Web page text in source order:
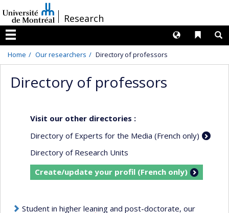
au
contenu
/Research
Menu
Liens
Langues
Home Our researchers Directory of professors
Directory of professors
Visit our other directories :
Directory of Experts for the Media (French only)
Directory of Research Units
Create/update your profil (French only)
Student in higher leaning and post-doctorate, our